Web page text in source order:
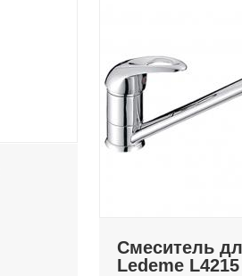
Смеситель
Ledeme L4215